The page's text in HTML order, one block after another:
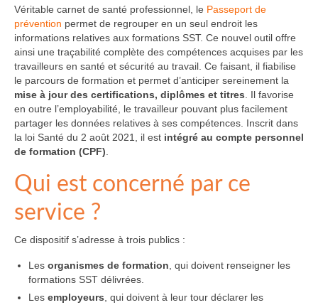
Véritable carnet de santé professionnel, le Passeport de
prévention permet de regrouper en un seul endroit les
informations relatives aux formations SST. Ce nouvel outil offre
ainsi une traçabilité complète des compétences acquises par les
travailleurs en santé et sécurité au travail. Ce faisant, il fiabilise
le parcours de formation et permet d’anticiper sereinement la
mise à jour des certifications, diplômes et titres. Il favorise
en outre l’employabilité, le travailleur pouvant plus facilement
partager les données relatives à ses compétences. Inscrit dans
la loi Santé du 2 août 2021, il est intégré au compte personnel
de formation (CPF).
Qui est concerné par ce
service ?
Ce dispositif s’adresse à trois publics :
Les organismes de formation, qui doivent renseigner les
formations SST délivrées.
Les employeurs, qui doivent à leur tour déclarer les